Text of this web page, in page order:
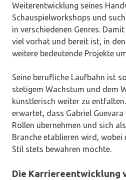
Weiterentwicklung seines
Schauspielworkshops und
in verschiedenen Genres.
viel vorhat und bereit ist, in
weitere bedeutende Projekte
Seine berufliche Laufbahn ist
stetigem Wachstum und dem
künstlerisch weiter zu
erwartet, dass Gabriel
Rollen übernehmen und sich
Branche etablieren wird, wobei
Stil stets bewahren möchte.
Die Karriereentwicklung